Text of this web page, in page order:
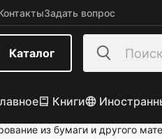
Задать вопрос
Каталог
Книги
из бумаги и другого